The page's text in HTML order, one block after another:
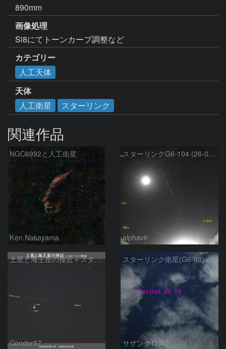
890mm
画像処理
Si8にてトーンカーブ調整など
カテゴリー
人工天体
天体
人工衛星
スターリンク
関連作品
NGC6992と人工衛星
Ken.Nakayama
スターリンクG6-104 (26-02-23)
alphavir
土星と海王星の接近＋スターリンク衛星
Condor57
スターリンク衛星(G6-88) 1月6日 ②
サザンクロス